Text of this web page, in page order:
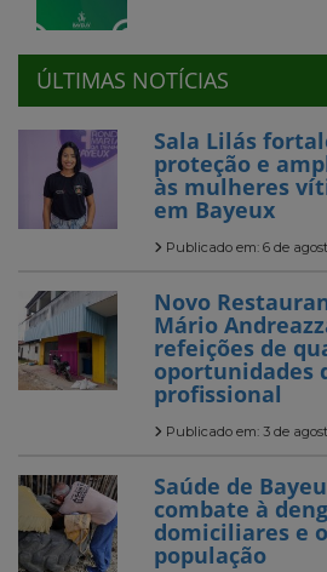
ÚLTIMAS NOTÍCIAS
Sala Lilás
proteção e
às mulheres
em Bayeux
Publicado em: 6 de
Novo
Mário
refeições de
oportunidades
profissional
Publicado em: 3 de
Saúde de
combate à
domiciliares e
população